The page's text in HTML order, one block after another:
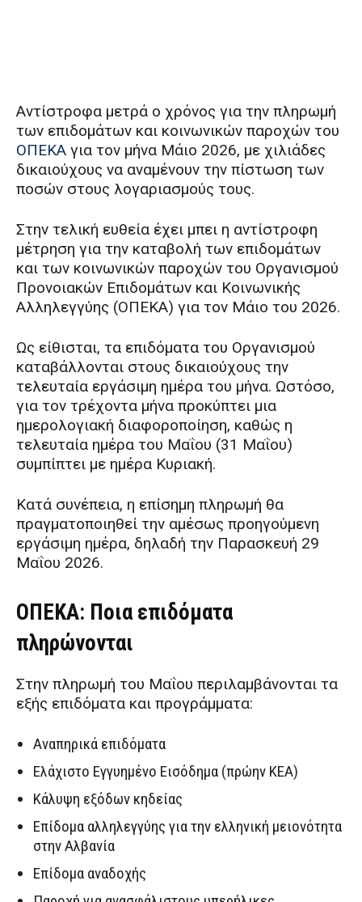
Αντίστροφα μετρά ο χρόνος για την πληρωμή
των επιδομάτων και κοινωνικών παροχών του
ΟΠΕΚΑ για τον μήνα Μάιο 2026, με χιλιάδες
δικαιούχους να αναμένουν την πίστωση των
ποσών στους λογαριασμούς τους.
Στην τελική ευθεία έχει μπει η αντίστροφη
μέτρηση για την καταβολή των επιδομάτων
και των κοινωνικών παροχών του Οργανισμού
Προνοιακών Επιδομάτων και Κοινωνικής
Αλληλεγγύης (ΟΠΕΚΑ) για τον Μάιο του 2026.
Ως είθισται, τα επιδόματα του Οργανισμού
καταβάλλονται στους δικαιούχους την
τελευταία εργάσιμη ημέρα του μήνα. Ωστόσο,
για τον τρέχοντα μήνα προκύπτει μια
ημερολογιακή διαφοροποίηση, καθώς η
τελευταία ημέρα του Μαΐου (31 Μαΐου)
συμπίπτει με ημέρα Κυριακή.
Κατά συνέπεια, η επίσημη πληρωμή θα
πραγματοποιηθεί την αμέσως προηγούμενη
εργάσιμη ημέρα, δηλαδή την Παρασκευή 29
Μαΐου 2026.
ΟΠΕΚΑ: Ποια επιδόματα
πληρώνονται
Στην πληρωμή του Μαΐου περιλαμβάνονται τα
εξής επιδόματα και προγράμματα:
Αναπηρικά επιδόματα
Ελάχιστο Εγγυημένο Εισόδημα (πρώην ΚΕΑ)
Κάλυψη εξόδων κηδείας
Επίδομα αλληλεγγύης για την ελληνική μειονότητα
στην Αλβανία
Επίδομα αναδοχής